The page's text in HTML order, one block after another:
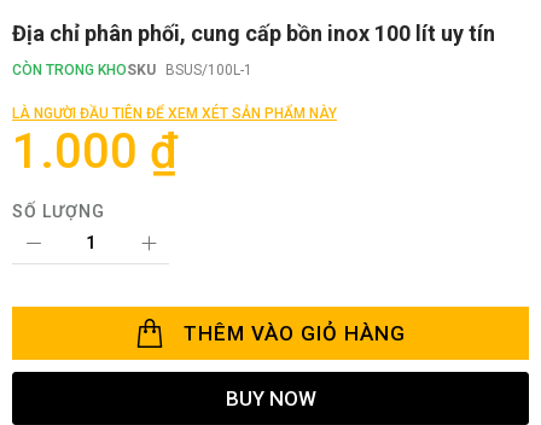
Chuyển
đến
phần
của
thư
hình
Địa chỉ phân phối, cung cấp bồn inox 100 lít uy tín
CÒN TRONG KHOSKU BSUS/100L-1
LÀ NGƯỜI ĐẦU TIÊN ĐỂ XEM XÉT SẢN PHẨM NÀY
1.000 ₫
SỐ LƯỢNG
THÊM VÀO GIỎ HÀNG
BUY NOW